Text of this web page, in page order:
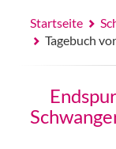
Startseite
Tagebuch